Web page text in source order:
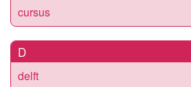
cursus
D
delft